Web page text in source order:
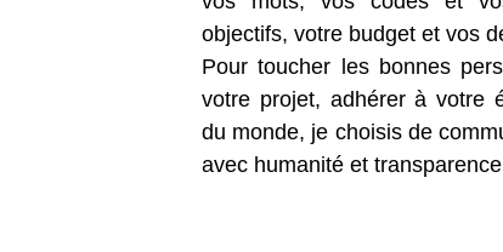
objectifs, votre budget et vos
Pour toucher les bonnes
votre projet, adhérer à votre
du monde, je choisis de
avec humanité et